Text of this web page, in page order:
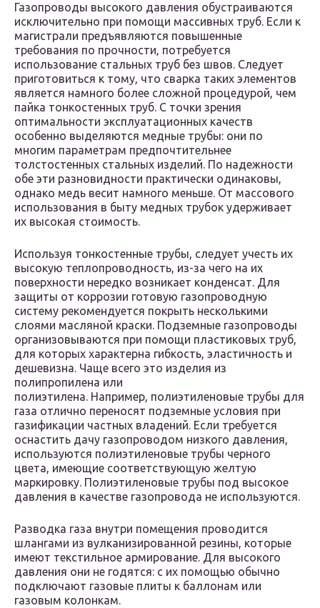
Газопроводы высокого давления обустраиваются
исключительно при помощи массивных труб. Если к
магистрали предъявляются повышенные
требования по прочности, потребуется
использование стальных труб без швов. Следует
приготовиться к тому, что сварка таких элементов
является намного более сложной процедурой, чем
пайка тонкостенных труб. С точки зрения
оптимальности эксплуатационных качеств
особенно выделяются медные трубы: они по
многим параметрам предпочтительнее
толстостенных стальных изделий. По надежности
обе эти разновидности практически одинаковы,
однако медь весит намного меньше. От массового
использования в быту медных трубок удерживает
их высокая стоимость.
Используя тонкостенные трубы, следует учесть их
высокую теплопроводность, из-за чего на их
поверхности нередко возникает конденсат. Для
защиты от коррозии готовую газопроводную
систему рекомендуется покрыть несколькими
слоями масляной краски. Подземные газопроводы
организовываются при помощи пластиковых труб,
для которых характерна гибкость, эластичность и
дешевизна. Чаще всего это изделия из
полипропилена или
полиэтилена. Например, полиэтиленовые трубы для
газа отлично переносят подземные условия при
газификации частных владений. Если требуется
оснастить дачу газопроводом низкого давления,
используются полиэтиленовые трубы черного
цвета, имеющие соответствующую желтую
маркировку. Полиэтиленовые трубы под высокое
давления в качестве газопровода не используются.
Разводка газа внутри помещения проводится
шлангами из вулканизированной резины, которые
имеют текстильное армирование. Для высокого
давления они не годятся: с их помощью обычно
подключают газовые плиты к баллонам или
газовым колонкам.